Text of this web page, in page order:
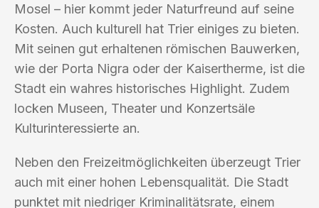
Mosel – hier kommt jeder Naturfreund auf seine
Kosten. Auch kulturell hat Trier einiges zu bieten.
Mit seinen gut erhaltenen römischen Bauwerken,
wie der Porta Nigra oder der Kaisertherme, ist die
Stadt ein wahres historisches Highlight. Zudem
locken Museen, Theater und Konzertsäle
Kulturinteressierte an.
Neben den Freizeitmöglichkeiten überzeugt Trier
auch mit einer hohen Lebensqualität. Die Stadt
punktet mit niedriger Kriminalitätsrate, einem